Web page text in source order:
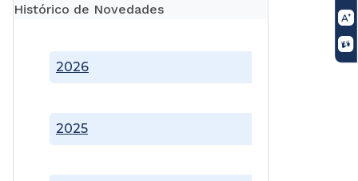
Histórico de Novedades
2025
2026